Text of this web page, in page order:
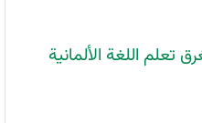
اللغة الألمانية